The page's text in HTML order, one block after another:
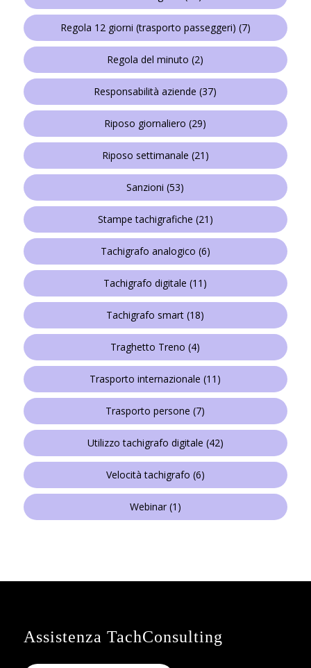
Regola 12 giorni (trasporto passeggeri) (7)
Regola del minuto (2)
Responsabilità aziende (37)
Riposo giornaliero (29)
Riposo settimanale (21)
Sanzioni (53)
Stampe tachigrafiche (21)
Tachigrafo analogico (6)
Tachigrafo digitale (11)
Tachigrafo smart (18)
Traghetto Treno (4)
Trasporto internazionale (11)
Trasporto persone (7)
Utilizzo tachigrafo digitale (42)
Velocità tachigrafo (6)
Webinar(1)
Assistenza TachConsulting